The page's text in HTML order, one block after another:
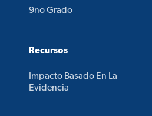
9no Grado
Recursos
Impacto Basado En La
Evidencia